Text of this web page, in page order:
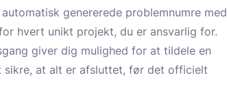
genererede problemnumre med
hvert unikt projekt, du er ansvarlig for.
giver dig mulighed for at tildele en
at alt er afsluttet, før det officielt